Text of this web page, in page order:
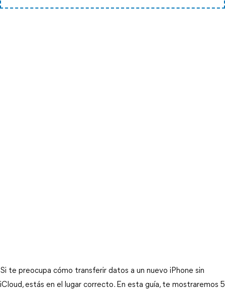
Si te preocupa cómo transferir datos a un nuevo iPhone sin
iCloud, estás en el lugar correcto. En esta guía, te mostraremos 5